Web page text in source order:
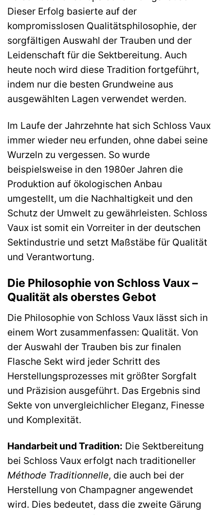
Dieser Erfolg basierte auf der
kompromisslosen Qualitätsphilosophie, der
sorgfältigen Auswahl der Trauben und der
Leidenschaft für die Sektbereitung. Auch
heute noch wird diese Tradition fortgeführt,
indem nur die besten Grundweine aus
ausgewählten Lagen verwendet werden.
Im Laufe der Jahrzehnte hat sich Schloss Vaux
immer wieder neu erfunden, ohne dabei seine
Wurzeln zu vergessen. So wurde
beispielsweise in den 1980er Jahren die
Produktion auf ökologischen Anbau
umgestellt, um die Nachhaltigkeit und den
Schutz der Umwelt zu gewährleisten. Schloss
Vaux ist somit ein Vorreiter in der deutschen
Sektindustrie und setzt Maßstäbe für Qualität
und Verantwortung.
Die Philosophie von Schloss Vaux –
Qualität als oberstes Gebot
Die Philosophie von Schloss Vaux lässt sich in
einem Wort zusammenfassen: Qualität. Von
der Auswahl der Trauben bis zur finalen
Flasche Sekt wird jeder Schritt des
Herstellungsprozesses mit größter Sorgfalt
und Präzision ausgeführt. Das Ergebnis sind
Sekte von unvergleichlicher Eleganz, Finesse
und Komplexität.
Handarbeit und Tradition: Die Sektbereitung
bei Schloss Vaux erfolgt nach traditioneller
Méthode Traditionnelle, die auch bei der
Herstellung von Champagner angewendet
wird. Dies bedeutet, dass die zweite Gärung